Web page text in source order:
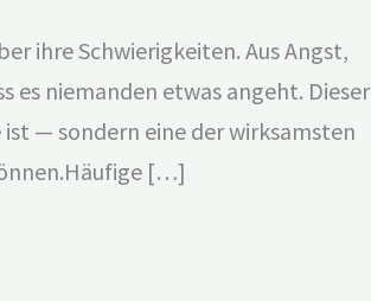
ihre Schwierigkeiten. Aus Angst,
es niemanden etwas angeht. Dieser
— sondern eine der wirksamsten
[…]